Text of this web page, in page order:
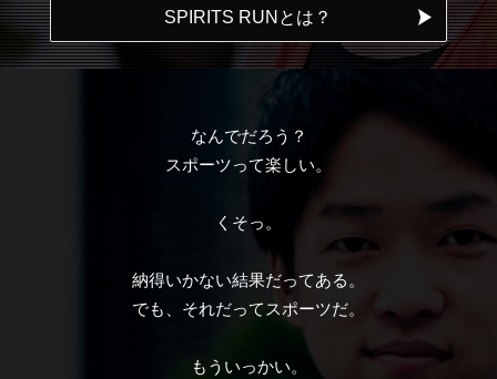
SPIRITS RUNとは？
なんでだろう？
スポーツって楽しい。
くそっ。
納得いかない結果だってある。
でも、それだってスポーツだ。
もういっかい。